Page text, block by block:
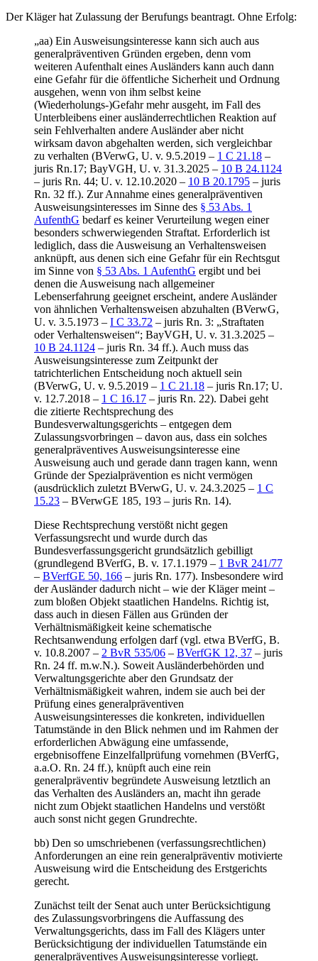
Der Kläger hat Zulassung der Berufungs beantragt. Ohne Erfolg:
„aa) Ein Ausweisungsinteresse kann sich auch aus
generalpräventiven Gründen ergeben, denn vom
weiteren Aufenthalt eines Ausländers kann auch dann
eine Gefahr für die öffentliche Sicherheit und Ordnung
ausgehen, wenn von ihm selbst keine
(Wiederholungs-)Gefahr mehr ausgeht, im Fall des
Unterbleibens einer ausländerrechtlichen Reaktion auf
sein Fehlverhalten andere Ausländer aber nicht
wirksam davon abgehalten werden, sich vergleichbar
zu verhalten (BVerwG, U. v. 9.5.2019 – 1 C 21.18 –
juris Rn.17; BayVGH, U. v. 31.3.2025 – 10 B 24.1124
– juris Rn. 44; U. v. 12.10.2020 – 10 B 20.1795 – juris
Rn. 32 ff.). Zur Annahme eines generalpräventiven
Ausweisungsinteresses im Sinne des § 53 Abs. 1
AufenthG bedarf es keiner Verurteilung wegen einer
besonders schwerwiegenden Straftat. Erforderlich ist
lediglich, dass die Ausweisung an Verhaltensweisen
anknüpft, aus denen sich eine Gefahr für ein Rechtsgut
im Sinne von § 53 Abs. 1 AufenthG ergibt und bei
denen die Ausweisung nach allgemeiner
Lebenserfahrung geeignet erscheint, andere Ausländer
von ähnlichen Verhaltensweisen abzuhalten (BVerwG,
U. v. 3.5.1973 – I C 33.72 – juris Rn. 3: „Straftaten
oder Verhaltensweisen“; BayVGH, U. v. 31.3.2025 –
10 B 24.1124 – juris Rn. 34 ff.). Auch muss das
Ausweisungsinteresse zum Zeitpunkt der
tatrichterlichen Entscheidung noch aktuell sein
(BVerwG, U. v. 9.5.2019 – 1 C 21.18 – juris Rn.17; U.
v. 12.7.2018 – 1 C 16.17 – juris Rn. 22). Dabei geht
die zitierte Rechtsprechung des
Bundesverwaltungsgerichts – entgegen dem
Zulassungsvorbringen – davon aus, dass ein solches
generalpräventives Ausweisungsinteresse eine
Ausweisung auch und gerade dann tragen kann, wenn
Gründe der Spezialprävention es nicht vermögen
(ausdrücklich zuletzt BVerwG, U. v. 24.3.2025 – 1 C
15.23 – BVerwGE 185, 193 – juris Rn. 14).
Diese Rechtsprechung verstößt nicht gegen
Verfassungsrecht und wurde durch das
Bundesverfassungsgericht grundsätzlich gebilligt
(grundlegend BVerfG, B. v. 17.1.1979 – 1 BvR 241/77
– BVerfGE 50, 166 – juris Rn. 177). Insbesondere wird
der Ausländer dadurch nicht – wie der Kläger meint –
zum bloßen Objekt staatlichen Handelns. Richtig ist,
dass auch in diesen Fällen aus Gründen der
Verhältnismäßigkeit keine schematische
Rechtsanwendung erfolgen darf (vgl. etwa BVerfG, B.
v. 10.8.2007 – 2 BvR 535/06 – BVerfGK 12, 37 – juris
Rn. 24 ff. m.w.N.). Soweit Ausländerbehörden und
Verwaltungsgerichte aber den Grundsatz der
Verhältnismäßigkeit wahren, indem sie auch bei der
Prüfung eines generalpräventiven
Ausweisungsinteresses die konkreten, individuellen
Tatumstände in den Blick nehmen und im Rahmen der
erforderlichen Abwägung eine umfassende,
ergebnisoffene Einzelfallprüfung vornehmen (BVerfG,
a.a.O. Rn. 24 ff.), knüpft auch eine rein
generalpräventiv begründete Ausweisung letztlich an
das Verhalten des Ausländers an, macht ihn gerade
nicht zum Objekt staatlichen Handelns und verstößt
auch sonst nicht gegen Grundrechte.
bb) Den so umschriebenen (verfassungsrechtlichen)
Anforderungen an eine rein generalpräventiv motivierte
Ausweisung wird die Entscheidung des Erstgerichts
gerecht.
Zunächst teilt der Senat auch unter Berücksichtigung
des Zulassungsvorbringens die Auffassung des
Verwaltungsgerichts, dass im Fall des Klägers unter
Berücksichtigung der individuellen Tatumstände ein
generalpräventives Ausweisungsinteresse vorliegt.